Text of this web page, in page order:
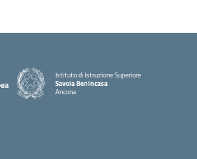
Istituto di Istruzione Superiore
Savoia Benincasa
Ancona